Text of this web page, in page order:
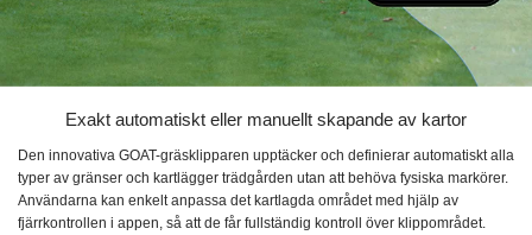
Exakt automatiskt eller manuellt skapande av kartor
Den innovativa GOAT-gräsklipparen upptäcker och definierar automatiskt alla
typer av gränser och kartlägger trädgården utan att behöva fysiska markörer.
Användarna kan enkelt anpassa det kartlagda området med hjälp av
fjärrkontrollen i appen, så att de får fullständig kontroll över klippområdet.